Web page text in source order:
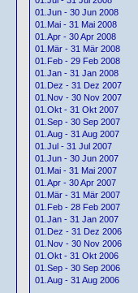
01.Jun - 30 Jun 2008
01.Mai - 31 Mai 2008
01.Apr - 30 Apr 2008
01.Mär - 31 Mär 2008
01.Feb - 29 Feb 2008
01.Jan - 31 Jan 2008
01.Dez - 31 Dez 2007
01.Nov - 30 Nov 2007
01.Okt - 31 Okt 2007
01.Sep - 30 Sep 2007
01.Aug - 31 Aug 2007
01.Jul - 31 Jul 2007
01.Jun - 30 Jun 2007
01.Mai - 31 Mai 2007
01.Apr - 30 Apr 2007
01.Mär - 31 Mär 2007
01.Feb - 28 Feb 2007
01.Jan - 31 Jan 2007
01.Dez - 31 Dez 2006
01.Nov - 30 Nov 2006
01.Okt - 31 Okt 2006
01.Sep - 30 Sep 2006
01.Aug - 31 Aug 2006